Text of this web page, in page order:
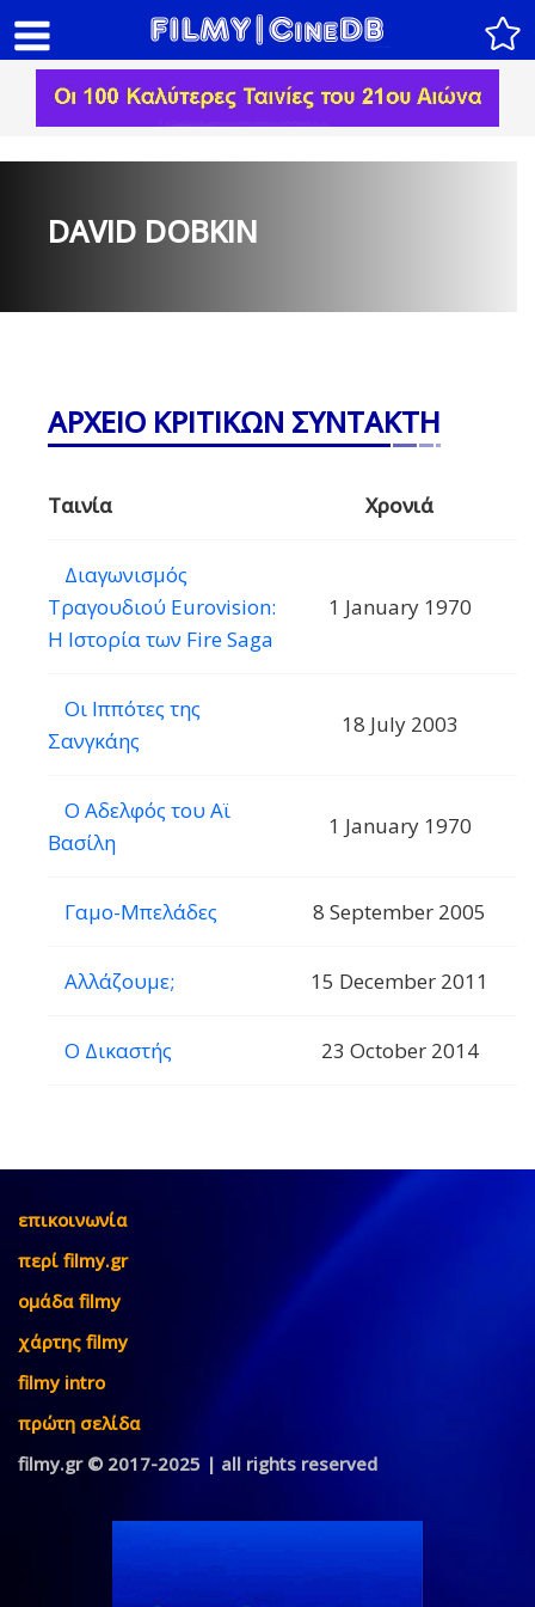
DAVID DOBKIN
ΑΡΧΕΙΟ ΚΡΙΤΙΚΩΝ ΣΥΝΤΑΚΤΗ
Ταινία Χρονιά
Διαγωνισμός
Τραγουδιού Eurovision:
Η Ιστορία των Fire Saga
1 January 1970
Οι Ιππότες της
Σανγκάης
18 July 2003
Ο Αδελφός του Αϊ
Βασίλη
1 January 1970
Γαμο-Μπελάδες 8 September 2005
Αλλάζουμε; 15 December 2011
Ο Δικαστής 23 October 2014
επικοινωνία
περί filmy.gr
ομάδα filmy
χάρτης filmy
filmy intro
πρώτη σελίδα
filmy.gr © 2017-2025 | all rights reserved